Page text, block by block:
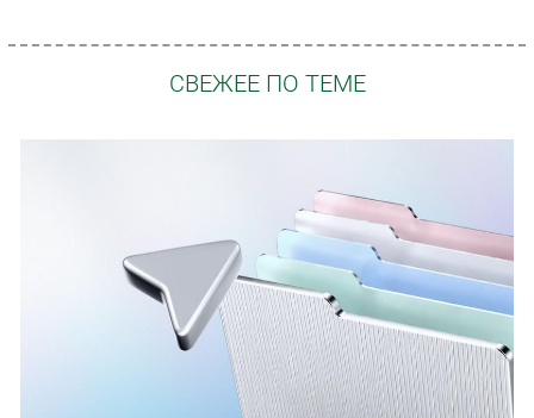
СВЕЖЕЕ ПО ТЕМЕ